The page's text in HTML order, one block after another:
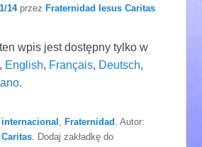
14 przezFraternidad Iesus Caritas
wpis jest dostępny tylko w
, English, Français, Deutsch,
.
,Fraternidad . Autor:
. Dodaj zakładkę do